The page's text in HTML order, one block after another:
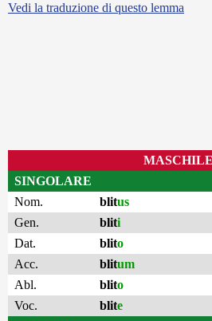
Vedi la traduzione di questo lemma
MASCHILE
SINGOLARE
Nom.
blitus
Gen.
bliti
Dat.
blito
Acc.
blitum
Abl.
blito
Voc.
blite